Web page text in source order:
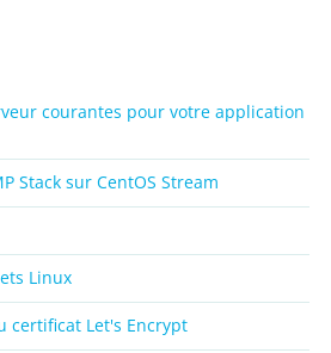
courantes pour votre application
Stack sur CentOS Stream
Linux
certificat Let's Encrypt